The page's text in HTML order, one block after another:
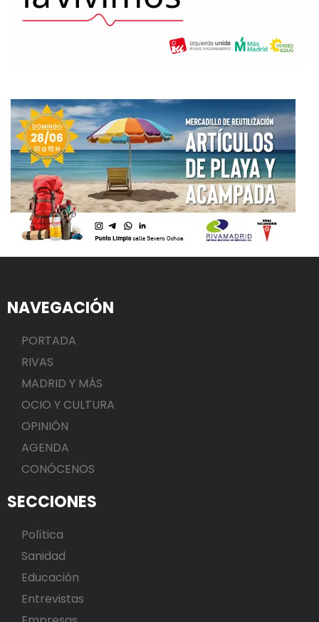
NAVEGACIÓN
PORTADA
RIVAS
MADRID Y MÁS
OCIO Y CULTURA
OPINIÓN
AGENDA
CONÓCENOS
SECCIONES
Política
Sanidad
Educación
Entrevistas